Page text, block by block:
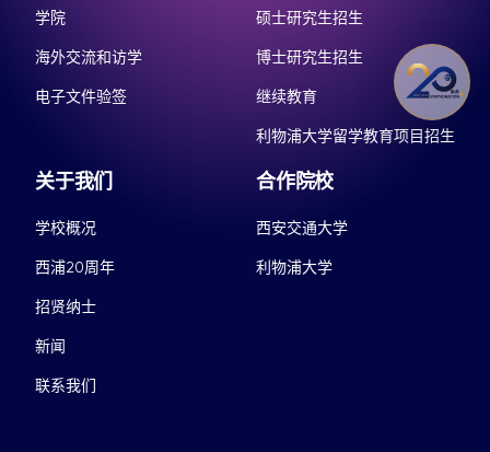
学院
海外交流和访学
电子文件验签
硕士研究生招生
博士研究生招生
继续教育
利物浦大学留学教育项目招生
关于我们
学校概况
西浦20周年
招贤纳士
新闻
联系我们
合作院校
西安交通大学
利物浦大学